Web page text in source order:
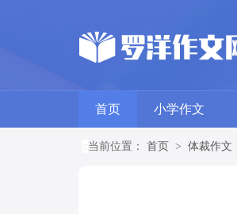
首页 小学作文
当前位置： 首页 > 体裁作文